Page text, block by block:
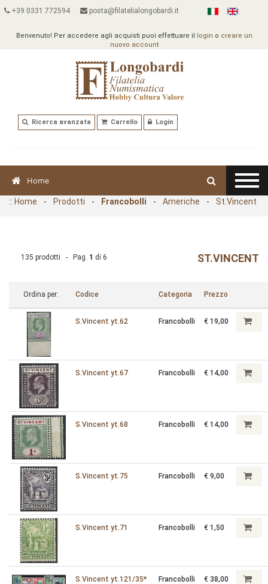
+39 0331.772594 posta@filatelialongobardi.it
Benvenuto! Per accedere agli acquisti puoi effettuare il login o creare un
nuovo account
Ricerca avanzata Carrello Login
Home
:: Home - Prodotti - Francobolli - Americhe - St.Vincent
ST.VINCENT
135 prodotti - Pag. 1 di 6
Ordina per: Codice Categoria Prezzo
S.Vincent yt.62 Francobolli € 19,00
S.Vincent yt.67 Francobolli € 14,00
S.Vincent yt.68 Francobolli € 14,00
S.Vincent yt.75 Francobolli € 9,00
S.Vincent yt.71 Francobolli € 1,50
S.Vincent yt.121/35* Francobolli € 38,00